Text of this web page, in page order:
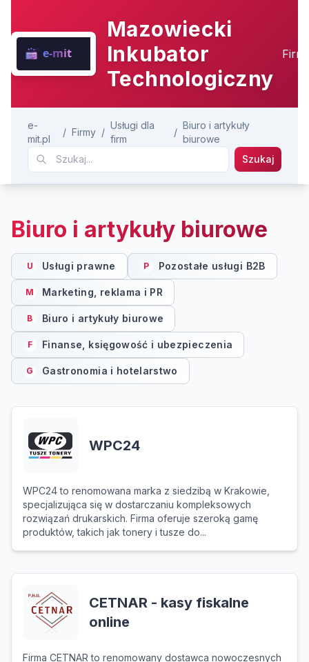
Mazowiecki
Inkubator
Technologiczny
e-
mit.pl
/ Firmy /
Usługi dla
firm
/
Biuro i artykuły
biurowe
Szukaj
Biuro i artykuły biurowe
U Usługi prawne P Pozostałe usługi B2B
M Marketing, reklama i PR
B Biuro i artykuły biurowe
F Finanse, księgowość i ubezpieczenia
G Gastronomia i hotelarstwo
WPC24
WPC24 to renomowana marka z siedzibą w Krakowie,
specjalizująca się w dostarczaniu kompleksowych
rozwiązań drukarskich. Firma oferuje szeroką gamę
produktów, takich jak tonery i tusze do...
CETNAR - kasy fiskalne
online
Firma CETNAR to renomowany dostawca nowoczesnych